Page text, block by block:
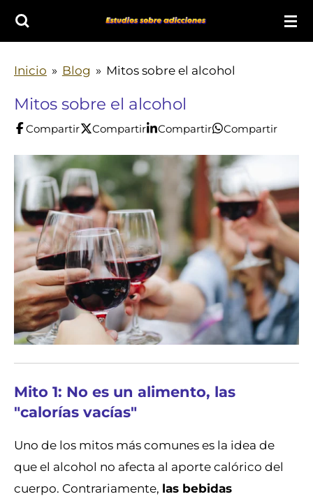
al
Inicio » Blog » Mitos sobre el alcohol
Mitos sobre el alcohol
Compartir Compartir Compartir Compartir
Mito 1: No es un alimento, las
"calorías vacías"
Uno de los mitos más comunes es la idea de
que el alcohol no afecta al aporte calórico del
cuerpo. Contrariamente, las bebidas